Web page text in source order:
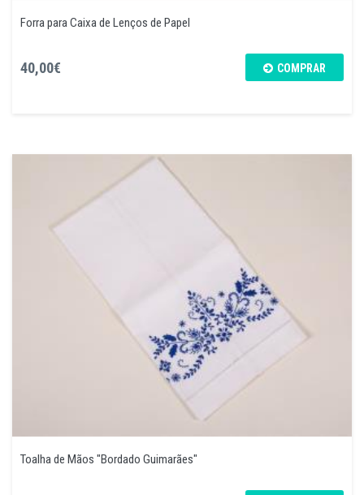
Forra para Caixa de Lenços de Papel
40,00€ COMPRAR
Toalha de Mãos "Bordado Guimarães"